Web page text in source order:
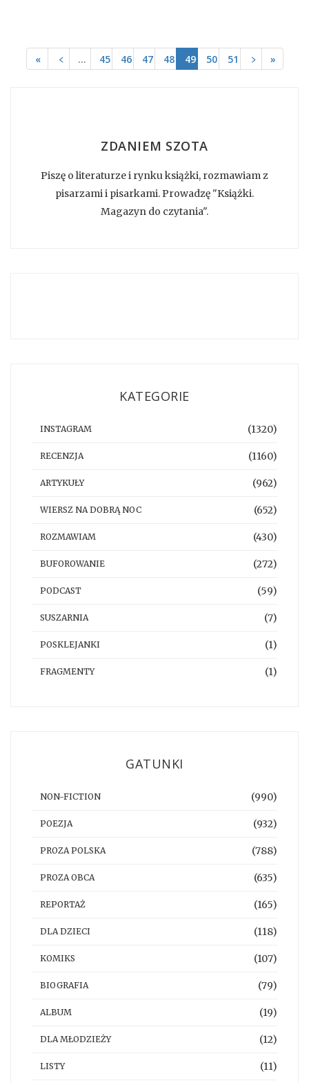
« ﹤ … 45 46 47 48 49 50 51 ﹥ »
ZDANIEM SZOTA
Piszę o literaturze i rynku książki, rozmawiam z
pisarzami i pisarkami. Prowadzę "Książki.
Magazyn do czytania".
KATEGORIE
INSTAGRAM (1320)
RECENZJA (1160)
ARTYKUŁY (962)
WIERSZ NA DOBRĄ NOC (652)
ROZMAWIAM (430)
BUFOROWANIE (272)
PODCAST (59)
SUSZARNIA (7)
POSKLEJANKI (1)
FRAGMENTY (1)
GATUNKI
NON-FICTION (990)
POEZJA (932)
PROZA POLSKA (788)
PROZA OBCA (635)
REPORTAŻ (165)
DLA DZIECI (118)
KOMIKS (107)
BIOGRAFIA (79)
ALBUM (19)
DLA MŁODZIEŻY (12)
LISTY (11)